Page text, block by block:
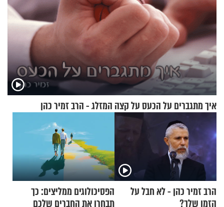
איך מתגברים על הכעס על קצה המזלג - הרב זמיר כהן
הרב זמיר כהן - לא חבל על
הזמן שלך?
הפסיכולוגים ממליצים: כך
תבחרו את החברים שלכם